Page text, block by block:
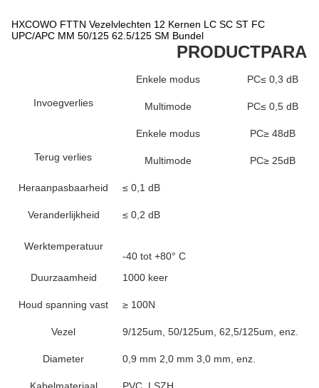
HXCOWO FTTN Vezelvlechten 12 Kernen LC SC ST FC
UPC/APC MM 50/125 62.5/125 SM Bundel
Invoegverlies
Enkele modus PC≤ 0,3 dB
Multimode PC≤ 0,5 dB
Terug verlies
Enkele modus PC≥ 48dB
Multimode PC≥ 25dB
Heraanpasbaarheid ≤ 0,1 dB
Veranderlijkheid ≤ 0,2 dB
Werktemperatuur
-40 tot +80° C
Duurzaamheid
1000 keer
Houd spanning vast ≥ 100N
Vezel 9/125um, 50/125um, 62,5/125um, enz.
Diameter 0,9 mm 2,0 mm 3,0 mm, enz.